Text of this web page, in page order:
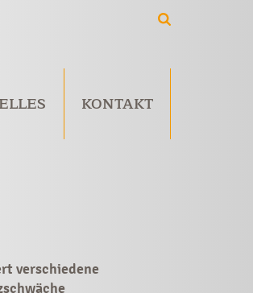
KONTAKT
verschiedene